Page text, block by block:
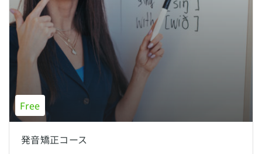
Free
発音矯正コース